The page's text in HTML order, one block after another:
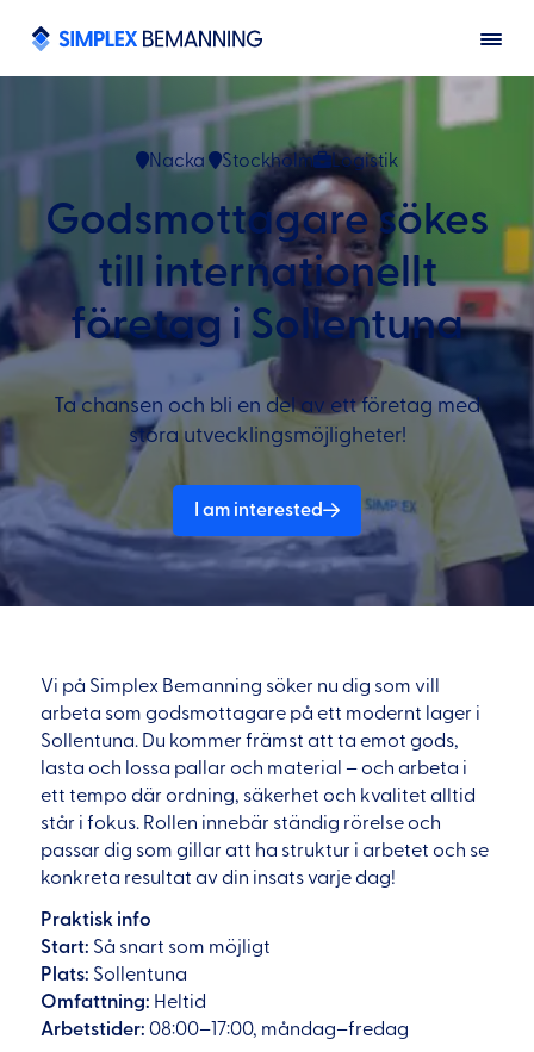
Nacka Stockholm Logistik
Godsmottagare sökes
till internationellt
företag i Sollentuna
Ta chansen och bli en del av ett företag med
stora utvecklingsmöjligheter!
I am interested
Vi på Simplex Bemanning söker nu dig som vill
arbeta som godsmottagare på ett modernt lager i
Sollentuna. Du kommer främst att ta emot gods,
lasta och lossa pallar och material – och arbeta i
ett tempo där ordning, säkerhet och kvalitet alltid
står i fokus. Rollen innebär ständig rörelse och
passar dig som gillar att ha struktur i arbetet och se
konkreta resultat av din insats varje dag!
Praktisk info
Start: Så snart som möjligt
Plats: Sollentuna
Omfattning: Heltid
Arbetstider: 08:00–17:00, måndag–fredag